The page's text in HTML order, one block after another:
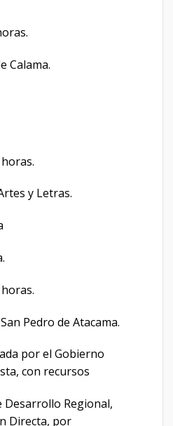
Calama.
y Letras.
Pedro de Atacama.
por el Gobierno
con recursos
Desarrollo Regional,
Directa, por